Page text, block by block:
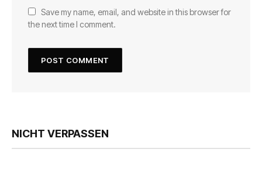
Save my name, email, and website in this browser for
the next time I comment.
NICHT VERPASSEN